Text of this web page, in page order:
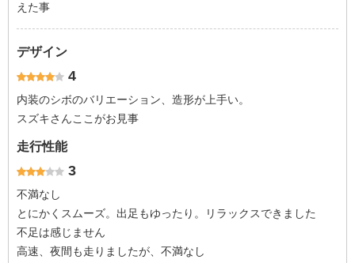
えた事
デザイン
4
内装のシボのバリエーション、造形が上手い。
スズキさんここがお見事
走行性能
3
不満なし
とにかくスムーズ。出足もゆったり。リラックスできました
不足は感じません
高速、夜間も走りましたが、不満なし